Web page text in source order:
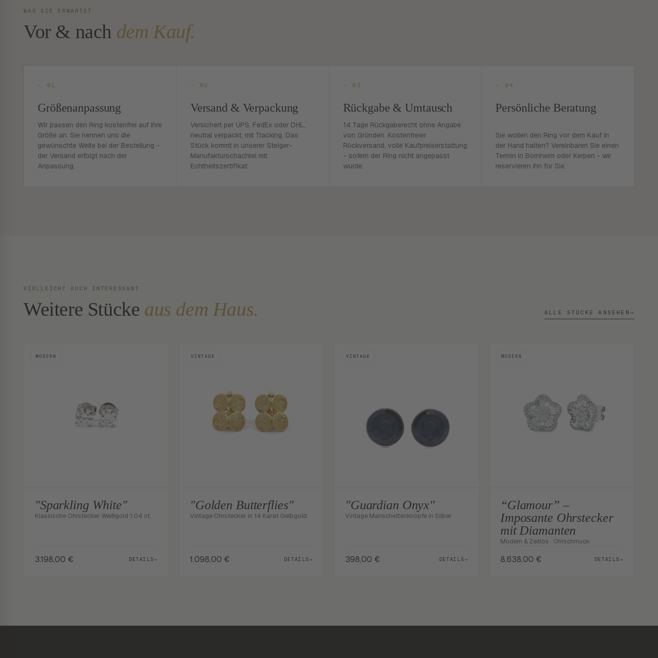
WAS SIE ERWARTET
Vor & nach dem Kauf.
- 01
Größenanpassung
Wir passen den Ring kostenfrei auf Ihre
Größe an. Sie nennen uns die
gewünschte Weite bei der Bestellung -
der Versand erfolgt nach der
Anpassung.
- 02
Versand & Verpackung
Versichert per UPS, FedEx oder DHL,
neutral verpackt, mit Tracking. Das
Stück kommt in unserer Steiger-
Manufakturschachtel mit
Echtheitszertifikat.
- 03
Rückgabe & Umtausch
14 Tage Rückgaberecht ohne Angabe
von Gründen. Kostenfreier
Rückversand, volle Kaufpreiserstattung
- sofern der Ring nicht angepasst
wurde.
- 04
Persönliche Beratung
Sie wollen den Ring vor dem Kauf in
der Hand halten? Vereinbaren Sie einen
Termin in Bornheim oder Kerpen - wir
reservieren ihn für Sie.
VIELLEICHT AUCH INTERESSANT
Weitere Stücke aus dem Haus. ALLE STÜCKE ANSEHEN →
MODERN
"Sparkling White"
Klassische Ohrstecker Weißgold 1.04 ct.
3.198,00 € DETAILS→
VINTAGE
"Golden Butterflies"
Vintage Ohrstecker in 14 Karat Gelbgold
1.098,00 € DETAILS→
VINTAGE
"Guardian Onyx"
Vintage Manschettenknöpfe in Silber
398,00 € DETAILS→
MODERN
“Glamour” –
Imposante Ohrstecker
mit Diamanten
Modern & Zeitlos · Ohrschmuck
8.638,00 € DETAILS→